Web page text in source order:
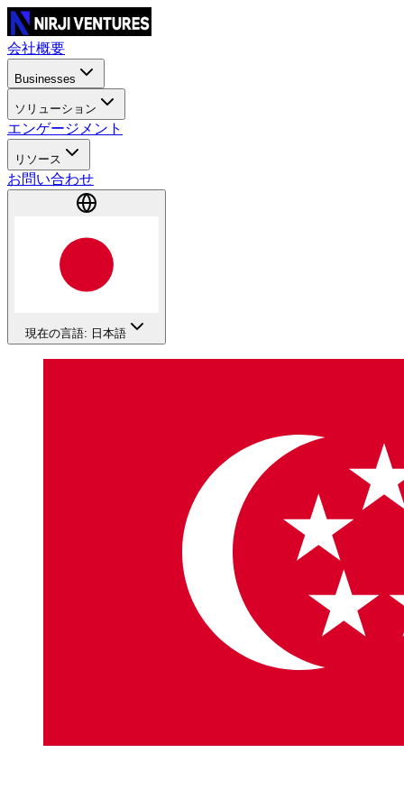
会社概要
Businesses
ソリューション
エンゲージメント
リソース
お問い合わせ
現在の言語: 日本語